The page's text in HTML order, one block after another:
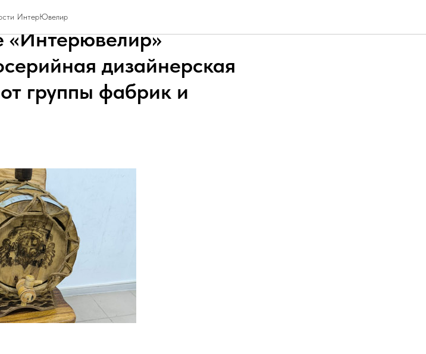
ИнтерЮвелир
и самоцветов
«Интерювелир»
дизайнерская
группы фабрик и